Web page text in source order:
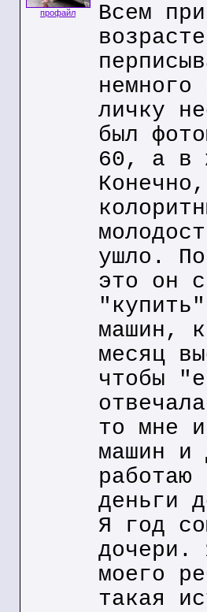
профайл
Всем
личку
был
60, а в
ушло.
это он
машин,
месяц
чтобы
то мне
машин и
деньги
Я год
дочери.
моего
такая